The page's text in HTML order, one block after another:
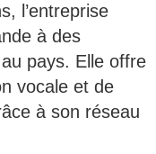
l’entreprise
à des
pays. Elle offre
vocale et de
à son réseau